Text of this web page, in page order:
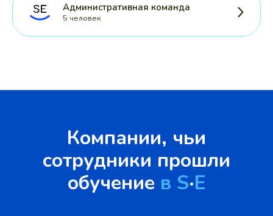
Административная команда
5 человек
Компании, чьи
сотрудники прошли
обучение в S·E